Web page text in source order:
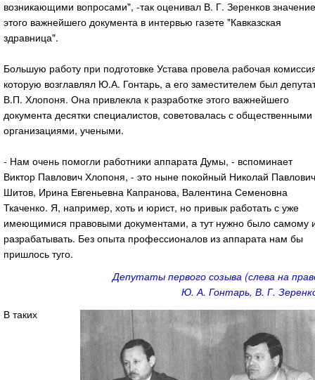
возникающими вопросами", -так оценивал В. Г. Зеренков значение
этого важнейшего документа в интервью газете "Кавказская
здравница".
Большую работу при подготовке Устава провела рабочая
которую возглавлял Ю.А. Гонтарь, а его заместителем был
В.П. Хлопоня. Она привлекла к разработке этого важнейшего
документа десятки специалистов, советовалась с общественными
организациями, учеными.
- Нам очень помогли работники аппарата Думы, - вспоминает
Виктор Павлович Хлопоня, - это ныне покойный Николай Павлович
Шитов, Ирина Евгеньевна Капранова, Валентина Семеновна
Ткаченко. Я, например, хоть и юрист, но привык работать с уже
имеющимися правовыми документами, а тут нужно было самому
разрабатывать. Без опыта профессионалов из аппарата нам бы
пришлось туго.
Депутаты первого созыва (слева на
Ю. А. Гонтарь, В. Г.
В таких